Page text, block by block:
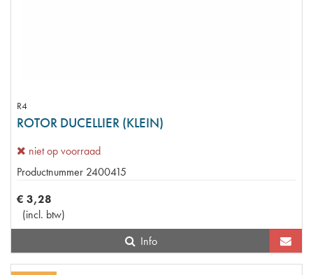
R4
ROTOR DUCELLIER (KLEIN)
niet op voorraad
Productnummer 2400415
€ 3,28
(incl. btw)
Info